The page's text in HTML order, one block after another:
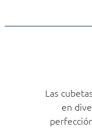
Las
en